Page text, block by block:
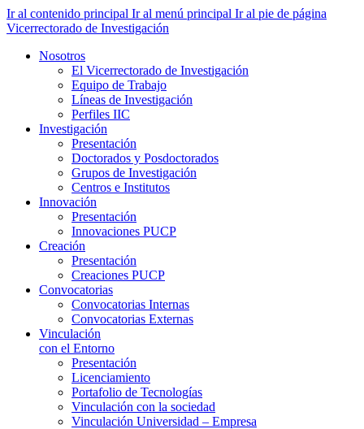
Ir al contenido principal Ir al menú principal Ir al pie de página
Vicerrectorado de Investigación
Nosotros
El Vicerrectorado de Investigación
Equipo de Trabajo
Líneas de Investigación
Perfiles IIC
Investigación
Presentación
Doctorados y Posdoctorados
Grupos de Investigación
Centros e Institutos
Innovación
Presentación
Innovaciones PUCP
Creación
Presentación
Creaciones PUCP
Convocatorias
Convocatorias Internas
Convocatorias Externas
Vinculación
con el Entorno
Presentación
Licenciamiento
Portafolio de Tecnologías
Vinculación con la sociedad
Vinculación Universidad – Empresa